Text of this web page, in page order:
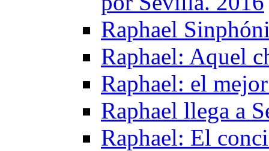
Raphael
Raphael: Aquel
Raphael: el
Raphael llega a
Raphael: El